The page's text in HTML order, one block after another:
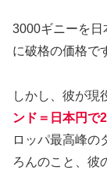
3000ギニーを
に破格の価格で
しかし、彼が現
ンド＝日本円で
ロッパ最高峰の
ろんのこと、彼